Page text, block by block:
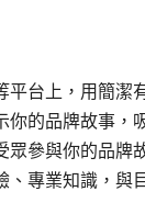
台上，用簡潔
的品牌故事，
參與你的品牌
專業知識，與